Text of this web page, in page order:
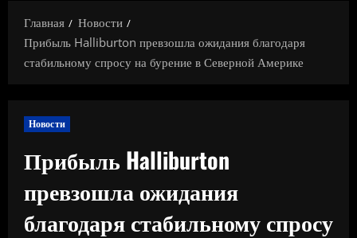
Главная
Новости
Прибыль Halliburton превзошла ожидания благодаря
стабильному спросу на бурение в Северной Америке
Новости
Прибыль Halliburton
превзошла ожидания
благодаря стабильному спросу